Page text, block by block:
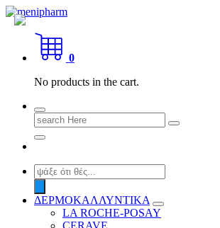
Skip
content
shop 2 easily
0
No products in the cart.
Search
for:
Products
search
ΔΕΡΜΟΚΑΛΛΥΝΤΙΚΑ
LA ROCHE-POSAY
CERAVE